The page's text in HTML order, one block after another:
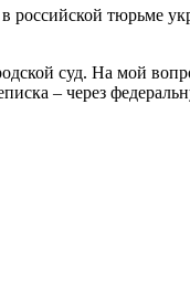
российской тюрьме
суд. На мой
– через